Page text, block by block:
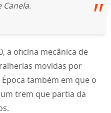
Canela.
a oficina mecânica de
movidas por
também em que o
trem que partia da